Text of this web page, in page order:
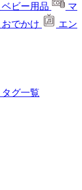
ベビー用品
マ
おでかけ
エン
タグ一覧